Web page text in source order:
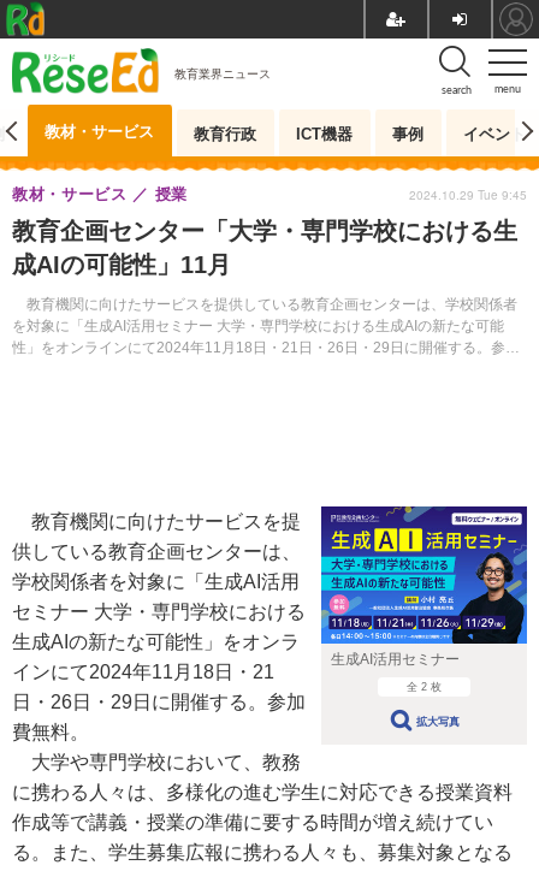
menu
search
教育業界ニュース
教材・サービス 教育行政 ICT機器 事例 イベント
教育企画センター「大学・専門学校における生
成AIの可能性」11月
教育機関に向けたサービスを提供している教育企画センターは、学校関係者
を対象に「生成AI活用セミナー 大学・専門学校における生成AIの新たな可能
性」をオンラインにて2024年11月18日・21日・26日・29日に開催する。参加
教材・サービス 授業 2024.10.29 Tue 9:45
生成AI活用セミナー
全 2 枚
拡大写真
教育機関に向けたサービスを提
供している教育企画センターは、
学校関係者を対象に「生成AI活用
セミナー 大学・専門学校における
生成AIの新たな可能性」をオンラ
インにて2024年11月18日・21
日・26日・29日に開催する。参加
費無料。
大学や専門学校において、教務
に携わる人々は、多様化の進む学生に対応できる授業資料
作成等で講義・授業の準備に要する時間が増え続けてい
る。また、学生募集広報に携わる人々も、募集対象となる